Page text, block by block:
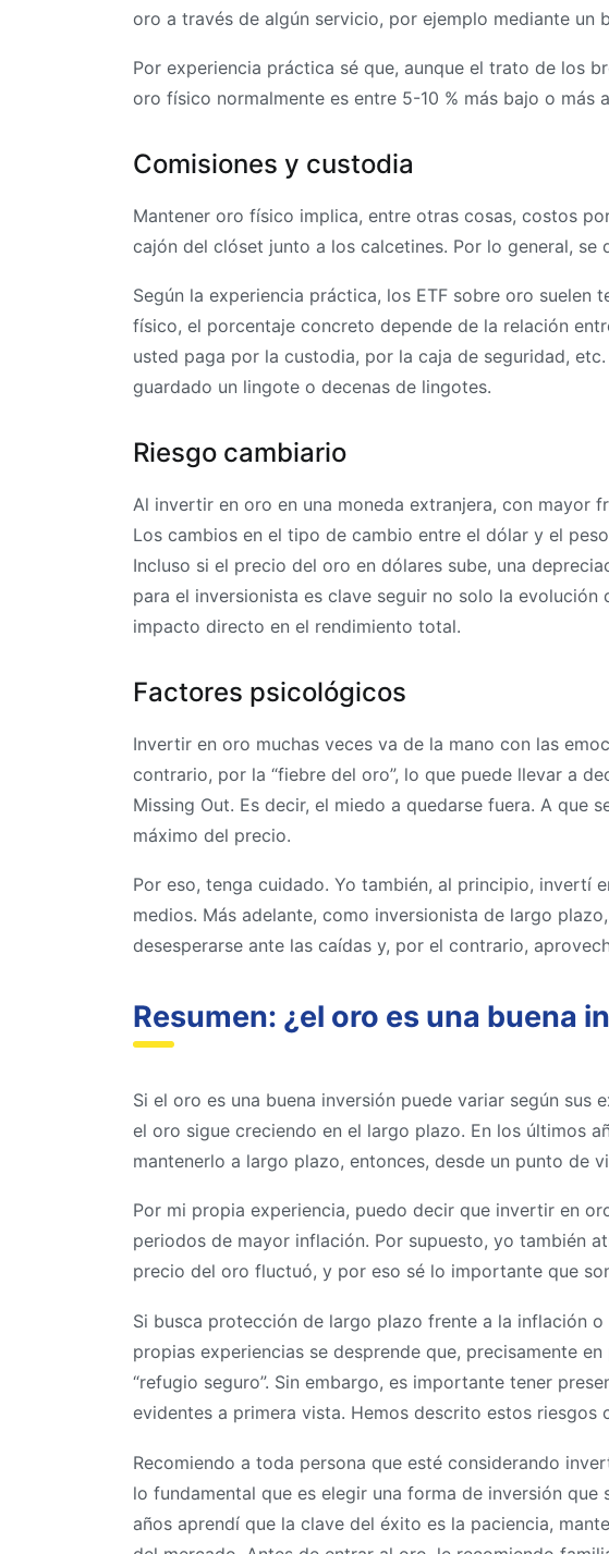
oro a través de algún servicio, por ejemplo mediante
Por experiencia práctica sé que, aunque el trato de los
oro físico normalmente es entre 5-10 % más bajo o
Comisiones y custodia
Mantener oro físico implica, entre otras cosas, costos
cajón del clóset junto a los calcetines. Por lo general,
Según la experiencia práctica, los ETF sobre oro suelen
físico, el porcentaje concreto depende de la relación
usted paga por la custodia, por la caja de seguridad,
guardado un lingote o decenas de lingotes.
Riesgo cambiario
Al invertir en oro en una moneda extranjera, con mayor
Los cambios en el tipo de cambio entre el dólar y el
Incluso si el precio del oro en dólares sube, una
para el inversionista es clave seguir no solo la
impacto directo en el rendimiento total.
Factores psicológicos
Invertir en oro muchas veces va de la mano con las
contrario, por la “fiebre del oro”, lo que puede llevar a
Missing Out. Es decir, el miedo a quedarse fuera. A que
máximo del precio.
Por eso, tenga cuidado. Yo también, al principio, invertí
medios. Más adelante, como inversionista de largo
desesperarse ante las caídas y, por el contrario,
Resumen: ¿el oro es una buena
Si el oro es una buena inversión puede variar según
el oro sigue creciendo en el largo plazo. En los últimos
mantenerlo a largo plazo, entonces, desde un punto de
Por mi propia experiencia, puedo decir que invertir en
periodos de mayor inflación. Por supuesto, yo también
precio del oro fluctuó, y por eso sé lo importante que
Si busca protección de largo plazo frente a la inflación
propias experiencias se desprende que, precisamente
“refugio seguro”. Sin embargo, es importante tener
evidentes a primera vista. Hemos descrito estos riesgos
Recomiendo a toda persona que esté considerando
lo fundamental que es elegir una forma de inversión
años aprendí que la clave del éxito es la paciencia,